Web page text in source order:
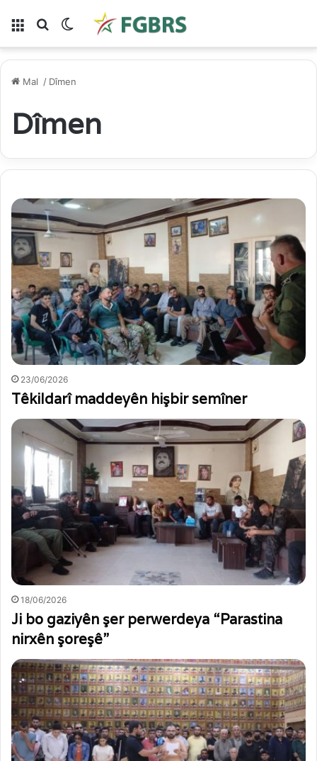
Lîste Gera li serSwitch skin
Mal / Dîmen
Dîmen
23/06/2026
Têkildarî maddeyên hişbir semîner
18/06/2026
Ji bo gaziyên şer perwerdeya “Parastina
nirxên şoreşê”